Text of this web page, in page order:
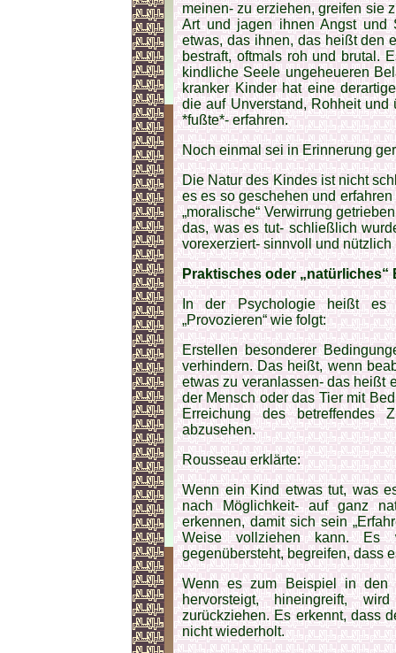
meinen- zu erziehen, greifen sie
Art und jagen ihnen Angst und
etwas, das ihnen, das heißt den
bestraft, oftmals roh und brutal.
kindliche Seele ungeheueren
kranker Kinder hat eine
die auf Unverstand, Rohheit
*fußte*- erfahren.
Noch einmal sei in Erinnerung
Die Natur des Kindes ist nicht
es es so geschehen und
„moralische“ Verwirrung
das, was es tut- schließlich
vorexerziert- sinnvoll und
Praktisches oder „natürliches“
In der Psychologie heißt es
„Provozieren“ wie folgt:
Erstellen besonderer
verhindern. Das heißt, wenn
etwas zu veranlassen- das heißt
der Mensch oder das Tier mit
Erreichung des betreffendes
abzusehen.
Rousseau erklärte:
Wenn ein Kind etwas tut, was
nach Möglichkeit- auf ganz
erkennen, damit sich sein
Weise vollziehen kann. Es
gegenübersteht, begreifen, dass
Wenn es zum Beispiel in den
hervorsteigt, hineingreift,
zurückziehen. Es erkennt, dass
nicht wiederholt.